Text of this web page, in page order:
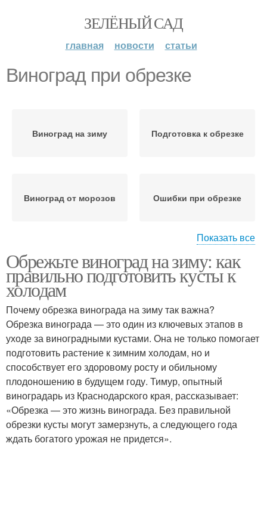
ЗЕЛЁНЫЙ САД
главная новости статьи
Виноград при обрезке
Виноград на зиму Подготовка к обрезке
Виноград от морозов Ошибки при обрезке
Виноград в сентябре Обрезка в октябре
Зимний обрезка Весенняя обрезка
Летняя обрезка Летний обрезка
Показать все
Обрежьте виноград на зиму: как
правильно подготовить кусты к
холодам
Почему обрезка винограда на зиму так важна?
Обрезка винограда — это один из ключевых этапов в
уходе за виноградными кустами. Она не только помогает
подготовить растение к зимним холодам, но и
способствует его здоровому росту и обильному
плодоношению в будущем году. Тимур, опытный
виноградарь из Краснодарского края, рассказывает:
«Обрезка — это жизнь винограда. Без правильной
обрезки кусты могут замерзнуть, а следующего года
ждать богатого урожая не придется».